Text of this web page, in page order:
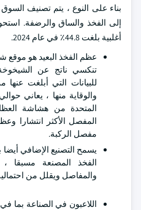
بناء على النوع ، يتم تصنيف
إلى الفخذ والساق والرضفة.
أغلبية بلغت 44.8٪ في عام 2024.
عظم الفخذ البعيد هو موقع
تنكسي ناتج عن
للبيانات التي أبلغت
المتحدة من هشاشة
المفصل الأكثر انتشارا
مفصل الركبة.
يسمح التصنيع الإضافي
الفخذ المصنعة مسبقا
والمفاصل ويقلل من